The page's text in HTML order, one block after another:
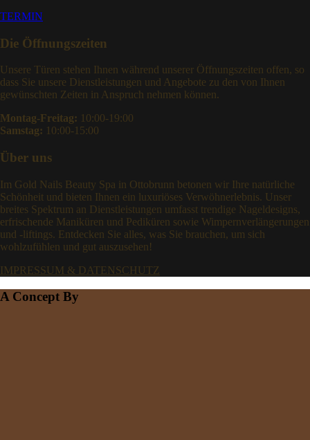
TERMIN
Die Öffnungszeiten
Unsere Türen stehen Ihnen während unserer Öffnungszeiten offen, so
dass Sie unsere Dienstleistungen und Angebote zu den von Ihnen
gewünschten Zeiten in Anspruch nehmen können.
Montag-Freitag: 10:00-19:00
Samstag: 10:00-15:00
Über uns
Im Gold Nails Beauty Spa in Ottobrunn betonen wir Ihre natürliche
Schönheit und bieten Ihnen ein luxuriöses Verwöhnerlebnis. Unser
breites Spektrum an Dienstleistungen umfasst trendige Nageldesigns,
erfrischende Maniküren und Pediküren sowie Wimpernverlängerungen
und -liftings. Entdecken Sie alles, was Sie brauchen, um sich
wohlzufühlen und gut auszusehen!
IMPRESSUM & DATENSCHUTZ
A Concept By